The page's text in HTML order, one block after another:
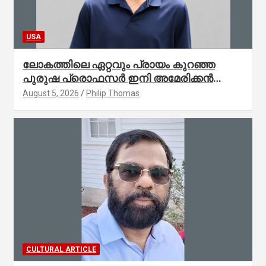
USA
ലോകത്തിലെ ഏറ്റവും പ്രായം കുറഞ്ഞ
പുരുഷ പ്രൊഫസർ ഇനി അമേരിക്കൻ
മലയാളി നേഥൻ തോമസ്
August 5, 2026 Philip Thomas
CULTURAL ARTICLE